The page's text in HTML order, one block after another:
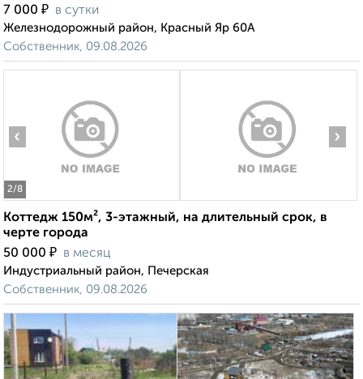
7 000 ₽ в сутки
Железнодорожный район, Красный Яр 60А
Собственник, 09.08.2026
2/8
‹ ›
Коттедж 150м², 3-этажный, на длительный срок, в
черте города
50 000 ₽ в месяц
Индустриальный район, Печерская
Собственник, 09.08.2026